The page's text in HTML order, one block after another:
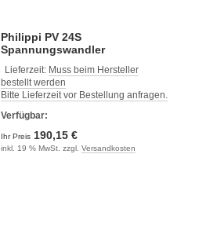
Philippi PV 24S
Spannungswandler
Lieferzeit: Muss beim Hersteller
bestellt werden
Bitte Lieferzeit vor Bestellung anfragen.
Verfügbar:
Ihr Preis 190,15 €
inkl. 19 % MwSt. zzgl. Versandkosten